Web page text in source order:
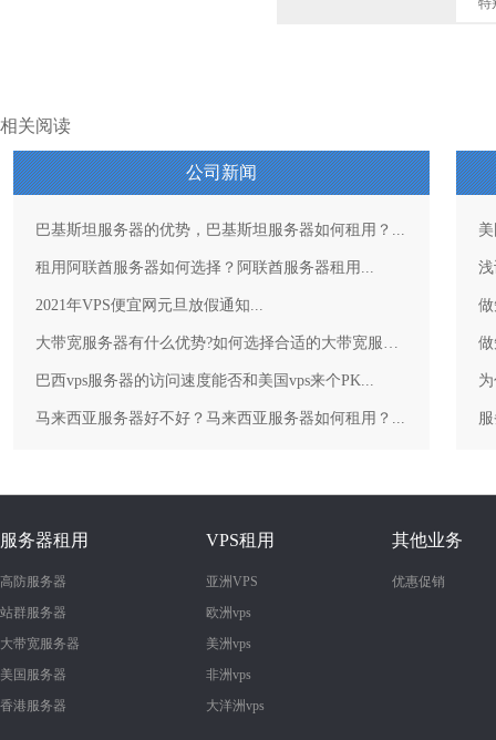
特
相关阅读
公司新闻
巴基斯坦服务器的优势，巴基斯坦服务器如何租用？...
租用阿联酋服务器如何选择？阿联酋服务器租用...
2021年VPS便宜网元旦放假通知...
大带宽服务器有什么优势?如何选择合适的大带宽服务器？...
巴西vps服务器的访问速度能否和美国vps来个PK...
马来西亚服务器好不好？马来西亚服务器如何租用？...
服务器租用
高防服务器
站群服务器
大带宽服务器
美国服务器
香港服务器
VPS租用
亚洲VPS
欧洲vps
美洲vps
非洲vps
大洋洲vps
其他业务
优惠促销